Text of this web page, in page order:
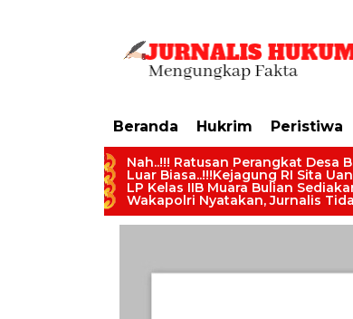
Beranda Hukrim Peristiwa
Nah..!!! Ratusan Perangkat Desa
Luar Biasa..!!!Kejagung RI Sita
LP Kelas IIB Muara Bulian
Wakapolri Nyatakan, Jurnalis
LBH-LKM Bersipat Sosial dan